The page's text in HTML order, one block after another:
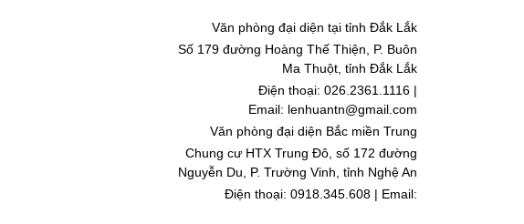
Văn phòng đại diện tại tỉnh Đắk Lắk
Số 179 đường Hoàng Thế Thiện, P. Buôn
Ma Thuột, tỉnh Đắk Lắk
Điện thoại: 026.2361.1116 |
Email: lenhuantn@gmail.com
Văn phòng đại diện Bắc miền Trung
Chung cư HTX Trung Đô, số 172 đường
Nguyễn Du, P. Trường Vinh, tỉnh Nghệ An
Điện thoại: 0918.345.608 | Email: